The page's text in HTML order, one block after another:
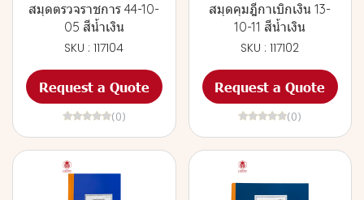
สมุดตรวจราชการ 44-10-
05 สีน้ำเงิน
SKU : 117104
Request a Quote
(0)
สมุดคุมฎีกาเบิกเงิน 13-
10-11 สีน้ำเงิน
SKU : 117102
Request a Quote
(0)